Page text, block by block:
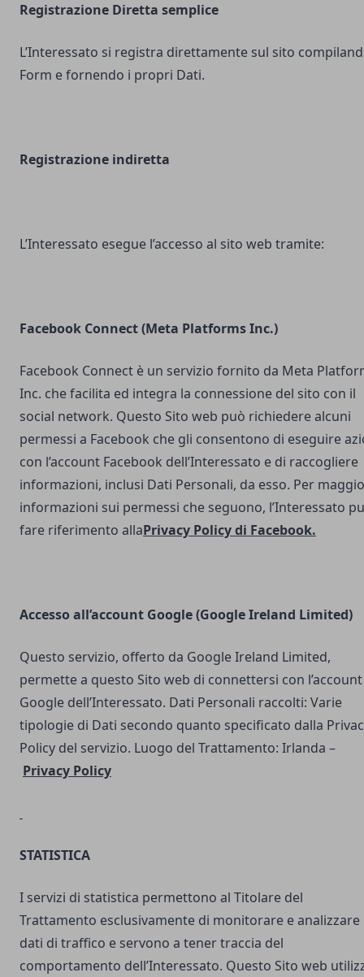
Registrazione Diretta semplice
L’Interessato si registra direttamente sul sito
Form e fornendo i propri Dati.
Registrazione indiretta
L’Interessato esegue l’accesso al sito web tramite:
Facebook Connect (Meta Platforms Inc.)
Facebook Connect è un servizio fornito da Meta
Inc. che facilita ed integra la connessione del sito con il
social network. Questo Sito web può richiedere alcuni
permessi a Facebook che gli consentono di eseguire
con l’account Facebook dell’Interessato e di raccogliere
informazioni, inclusi Dati Personali, da esso. Per
informazioni sui permessi che seguono, l’Interessato
fare riferimento allaPrivacy Policy di Facebook.
Accesso all’account Google (Google Ireland Limited)
Questo servizio, offerto da Google Ireland Limited,
permette a questo Sito web di connettersi con l’account
Google dell’Interessato. Dati Personali raccolti: Varie
tipologie di Dati secondo quanto specificato dalla
Policy del servizio. Luogo del Trattamento: Irlanda –
Privacy Policy
STATISTICA
I servizi di statistica permettono al Titolare del
Trattamento esclusivamente di monitorare e analizzare
dati di traffico e servono a tener traccia del
comportamento dell’Interessato. Questo Sito web